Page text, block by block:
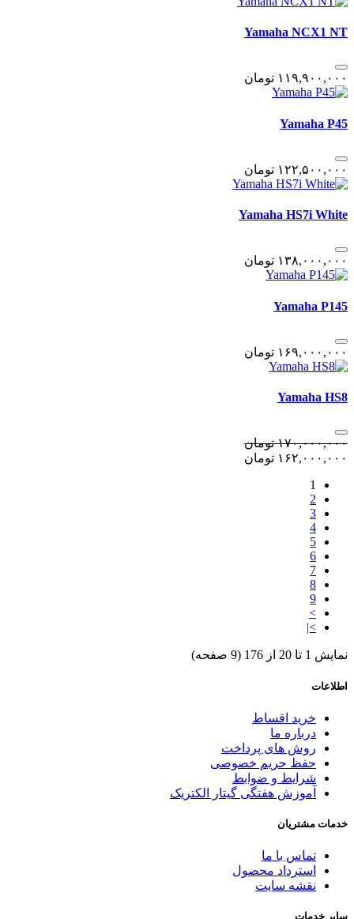
Yamaha NCX1 NT
١١٩,٩٠٠,٠٠٠ تومان
Yamaha P45
١٢٢,۵٠٠,٠٠٠ تومان
Yamaha HS7i White
١٣٨,٠٠٠,٠٠٠ تومان
Yamaha P145
١۶٩,٠٠٠,٠٠٠ تومان
Yamaha HS8
١٧٠,٠٠٠,٠٠٠تومان
١۶٢,٠٠٠,٠٠٠
تومان
1
2
3
4
5
6
7
8
9
>
>|
نمایش 1 تا 20 از 176 (9 صفحه)
اطلاعات
خرید اقساط
درباره ما
روش های پرداخت
حفظ حریم خصوصی
شرایط و ضوابط
آموزش هفتگی گیتار الکتریک
خدمات مشتریان
تماس با ما
استرداد محصول
نقشه سایت
سایر خدمات